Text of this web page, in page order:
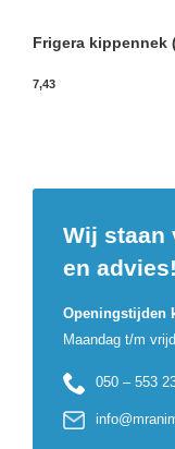
Frigera kippennek
7,43
Wij staan
en advies!
Openingstijden
Maandag t/m
050 – 553